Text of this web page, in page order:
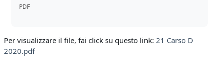
PDF
Per visualizzare il file, fai click su questo link: 21 Carso D
2020.pdf